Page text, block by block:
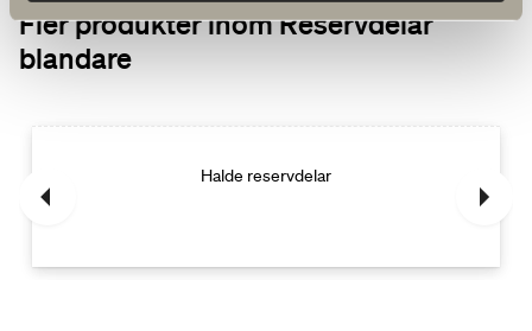
Fler produkter inom Reservdelar
blandare
Halde reservdelar